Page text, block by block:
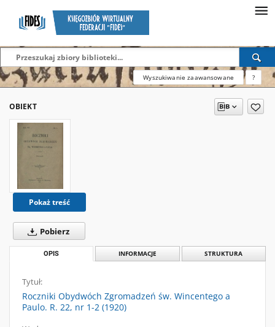
Wyszukiwanie zaawansowane ?
OBIEKT
Pokaż treść
Pobierz
OPIS INFORMACJE STRUKTURA
Tytuł:
Roczniki Obydwóch Zgromadzeń św. Wincentego a
Paulo. R. 22, nr 1-2 (1920)